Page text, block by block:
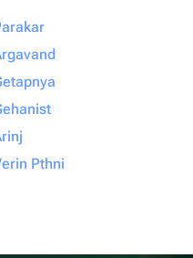
Pthni